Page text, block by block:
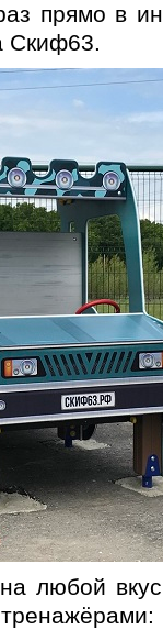
прямо в
Скиф63.
любой